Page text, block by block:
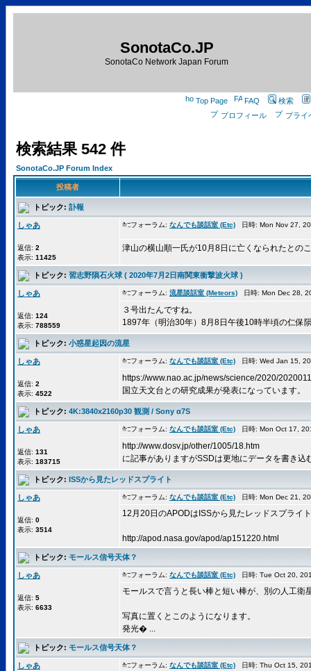
SonotaCo.JP
SonotaCo Network Japan Forum
Top Page FAQ
検索
プロフィール
プライ
検索結果 542 件
SonotaCo.JP Forum Index
投稿者
トピック: 訃報
しゃあ
返信: 2
表示: 11425
フォーラム: なんでも談話室 (Etc) 日時: Mon Nov 27,
津山の横山順一氏が10月8日に亡くなられたとの
トピック: 習志野隕石火球 ( 2020年7月2日南関東衝撃波火球 )
しゃあ
返信: 124
表示: 788559
フォーラム: 流星談話室 (Meteors) 日時: Mon Dec 28,
３号出たんですね。
1897年（明治30年）8月8日午後10時半頃の仁保
トピック: 小惑星起因の流星
しゃあ
返信: 2
表示: 4522
フォーラム: なんでも談話室 (Etc) 日時: Wed Jan 15,
https://www.nao.ac.jp/news/science/2020/
国立天文台との研究成果が発表になっています。
トピック: 4K:3840x2160p30 観測 / Sony α7S
しゃあ
返信: 131
表示: 183715
フォーラム: なんでも談話室 (Etc) 日時: Mon Oct 17,
http://www.dosv.jp/other/1005/18.htm
に記事がありますがSSDは更地にデータを書き
トピック: ISSから見たレッドスプライト
しゃあ
返信: 0
表示: 3514
フォーラム: なんでも談話室 (Etc) 日時: Mon Dec 21,
12月20日のAPODはISSから見たレッドスプライ
http://apod.nasa.gov/apod/ap151220.html
トピック: モールス信号天体？
しゃあ
返信: 5
表示: 6633
フォーラム: なんでも談話室 (Etc) 日時: Tue Oct 20,
モールスで言うと長い棒と短い棒が、別の人工
写真に置くとこのようになります。
発光� ...
トピック: モールス信号天体？
しゃあ フォーラム: なんでも談話室 (Etc) 日時: Thu Oct 15,